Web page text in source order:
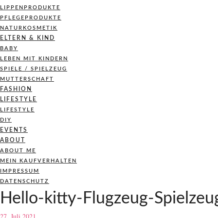
LIPPENPRODUKTE
PFLEGEPRODUKTE
NATURKOSMETIK
ELTERN & KIND
BABY
LEBEN MIT KINDERN
SPIELE / SPIELZEUG
MUTTERSCHAFT
FASHION
LIFESTYLE
LIFESTYLE
DIY
EVENTS
ABOUT
ABOUT ME
MEIN KAUFVERHALTEN
IMPRESSUM
DATENSCHUTZ
Hello-kitty-Flugzeug-